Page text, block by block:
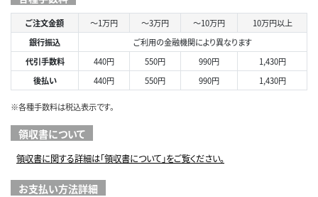
ご注文金額 ～1万円 ～3万円 ～10万円
10万円以上
銀行振込
ご利用の金融機関により異なります
代引手数料
440円 550円 990円
1,430円
後払い
440円 550円 990円 1,430円
※各種手数料は税込表示です。
領収書について
領収書に関する詳細は「領収書について」をご覧ください。
お支払い方法詳細